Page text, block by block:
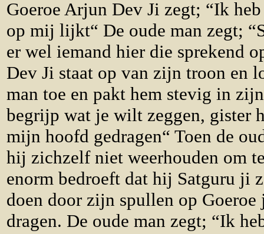
Goeroe Arjun Dev Ji zegt; “Ik
op mij lijkt“ De oude man zegt;
er wel iemand hier die sprekend
Dev Ji staat op van zijn troon en
man toe en pakt hem stevig in
begrijp wat je wilt zeggen, gister
mijn hoofd gedragen“ Toen de
hij zichzelf niet weerhouden om
enorm bedroeft dat hij Satguru ji
doen door zijn spullen op
dragen. De oude man zegt; “Ik